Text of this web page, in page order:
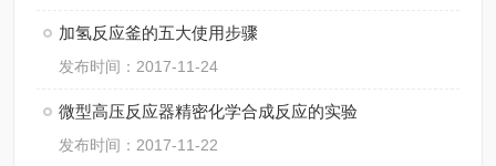
加氢反应釜的五大使用步骤
发布时间：2017-11-24
微型高压反应器精密化学合成反应的实验
发布时间：2017-11-22